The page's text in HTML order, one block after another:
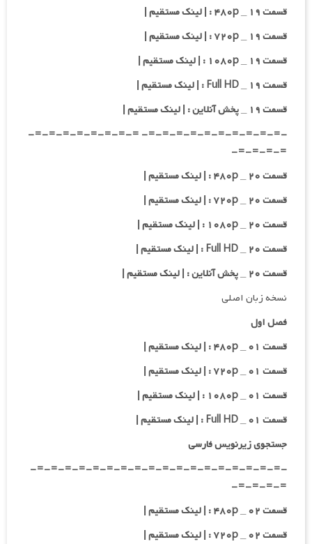
قسمت ۱۹ _ ۴۸۰p : | لینک مستقیم |
قسمت ۱۹ _ ۷۲۰p : | لینک مستقیم |
قسمت ۱۹ _ ۱۰۸۰p : | لینک مستقیم |
قسمت ۱۹ _ Full HD : | لینک مستقیم |
قسمت ۱۹ _ پخش آنلاین : | لینک مستقیم |
-=-=-=-=-=-=-=-=-=-=- =-=-=-=-=-=-=-=-
=-=-=-=-
قسمت ۲۰ _ ۴۸۰p : | لینک مستقیم |
قسمت ۲۰ _ ۷۲۰p : | لینک مستقیم |
قسمت ۲۰ _ ۱۰۸۰p : | لینک مستقیم |
قسمت ۲۰ _ Full HD : | لینک مستقیم |
قسمت ۲۰ _ پخش آنلاین : | لینک مستقیم |
نسخه زبان اصلی
فصل اول
قسمت ۰۱ _ ۴۸۰p : | لینک مستقیم |
قسمت ۰۱ _ ۷۲۰p : | لینک مستقیم |
قسمت ۰۱ _ ۱۰۸۰p : | لینک مستقیم |
قسمت ۰۱ _ Full HD : | لینک مستقیم |
جستجوی زیرنویس فارسی
-=-=-=-=-=-=-=-=-=-=-=-=-=-=-=-=-=-=-
=-=-=-=-
قسمت ۰۲ _ ۴۸۰p : | لینک مستقیم |
قسمت ۰۲ _ ۷۲۰p : | لینک مستقیم |